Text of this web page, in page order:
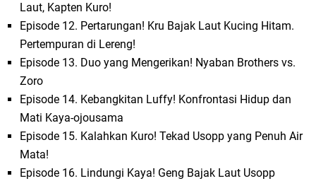
Laut, Kapten Kuro!
Episode 12. Pertarungan! Kru Bajak Laut Kucing Hitam.
Pertempuran di Lereng!
Episode 13. Duo yang Mengerikan! Nyaban Brothers vs.
Zoro
Episode 14. Kebangkitan Luffy! Konfrontasi Hidup dan
Mati Kaya-ojousama
Episode 15. Kalahkan Kuro! Tekad Usopp yang Penuh Air
Mata!
Episode 16. Lindungi Kaya! Geng Bajak Laut Usopp